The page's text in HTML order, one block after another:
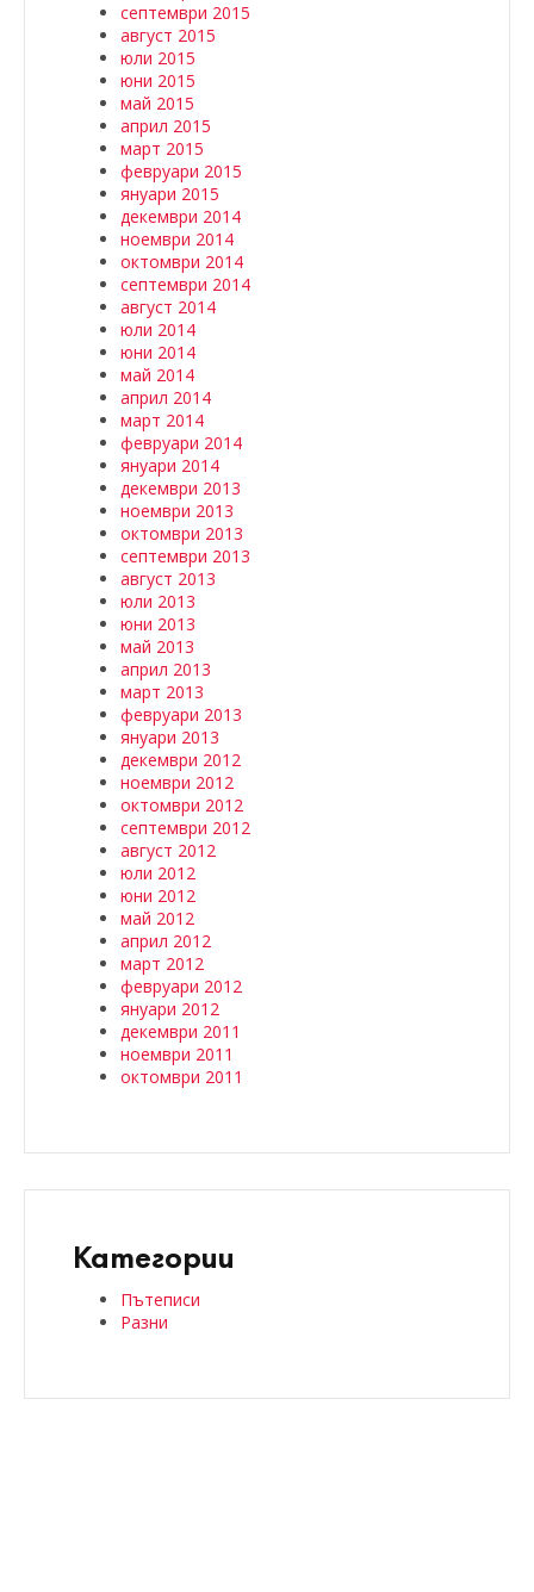
септември 2015
август 2015
юли 2015
юни 2015
май 2015
април 2015
март 2015
февруари 2015
януари 2015
декември 2014
ноември 2014
октомври 2014
септември 2014
август 2014
юли 2014
юни 2014
май 2014
април 2014
март 2014
февруари 2014
януари 2014
декември 2013
ноември 2013
октомври 2013
септември 2013
август 2013
юли 2013
юни 2013
май 2013
април 2013
март 2013
февруари 2013
януари 2013
декември 2012
ноември 2012
октомври 2012
септември 2012
август 2012
юли 2012
юни 2012
май 2012
април 2012
март 2012
февруари 2012
януари 2012
декември 2011
ноември 2011
октомври 2011
Категории
Пътеписи
Разни